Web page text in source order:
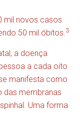
mil novos casos
50 mil óbitos.3
a doença
a cada oito
manifesta como
das membranas
Uma forma